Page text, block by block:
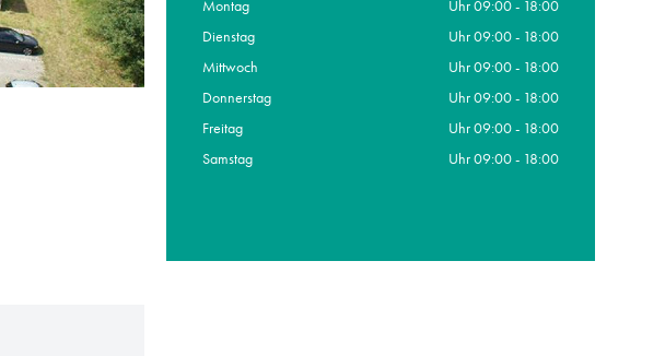
Montag
Uhr 09:00 - 18:00
Dienstag
Uhr 09:00 - 18:00
Mittwoch
Uhr 09:00 - 18:00
Donnerstag
Uhr 09:00 - 18:00
Freitag
Uhr 09:00 - 18:00
Samstag
Uhr 09:00 - 18:00